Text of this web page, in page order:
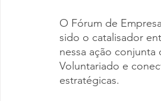
O Fórum de
sido o catalisador
nessa ação
Voluntariado e
estratégicas.